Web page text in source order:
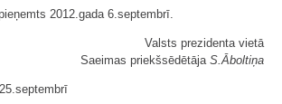
2012.gada 6.septembrī.
Valsts prezidenta vietā
Saeimas priekšsēdētāja S.Āboltiņa